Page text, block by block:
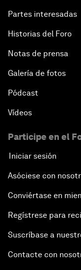
Partes interesadas
Historias del Foro
Notas de prensa
Galería de fotos
Pódcast
Vídeos
Participe en el
Iniciar sesión
Asóciese con
Conviértase en
Regístrese para
Suscríbase a
Contacte con